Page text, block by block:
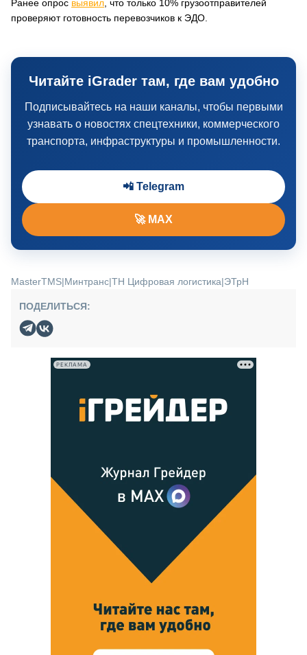
Ранее опрос выявил , что только 10% грузоотправителей
проверяют готовность перевозчиков к ЭДО.
Читайте iGrader там, где вам удобно
Подписывайтесь на наши каналы, чтобы первыми
узнавать о новостях спецтехники, коммерческого
транспорта, инфраструктуры и промышленности.
📲 Telegram
🚀 MAX
MasterTMS|Минтранс|ТН Цифровая логистика|ЭТрН
ПОДЕЛИТЬСЯ:
РЕКЛАМА